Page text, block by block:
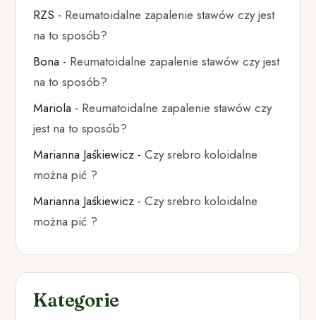
RZS - Reumatoidalne zapalenie stawów czy jest
na to sposób?
Bona - Reumatoidalne zapalenie stawów czy jest
na to sposób?
Mariola - Reumatoidalne zapalenie stawów czy
jest na to sposób?
Marianna Jaśkiewicz -Czy srebro koloidalne
można pić ?
Marianna Jaśkiewicz -Czy srebro koloidalne
można pić ?
Kategorie